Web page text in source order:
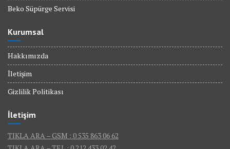
Beko Süpürge Servisi
Kurumsal
Hakkımızda
İletişim
Gizlilik Politikası
İletişim
TIKLA ARA – GSM : 0 535 863 06 62